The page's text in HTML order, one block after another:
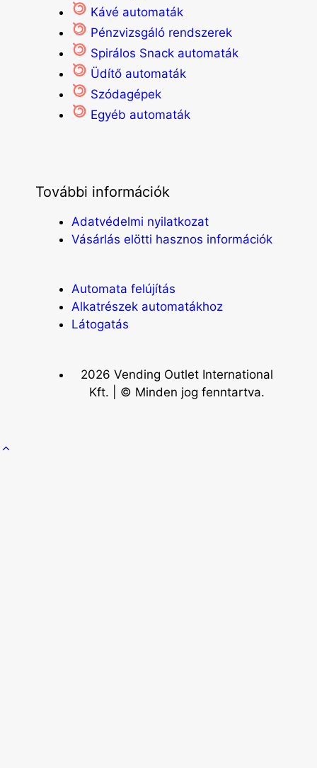
Kávé automaták
Pénzvizsgáló rendszerek
Spirálos Snack automaták
Üdítő automaták
Szódagépek
Egyéb automaták
További információk
Adatvédelmi nyilatkozat
Vásárlás elötti hasznos információk
Automata felújítás
Alkatrészek automatákhoz
Látogatás
2026 Vending Outlet International
Kft. | © Minden jog fenntartva.